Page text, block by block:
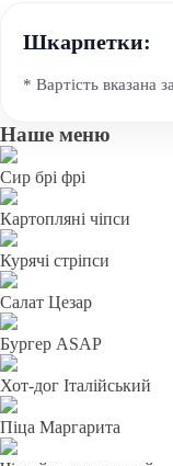
Шкарпетки:
* Вартість вказана
Наше меню
Сир брі фрі
Картопляні чіпси
Курячі стріпси
Салат Цезар
Бургер ASAP
Хот-дог Італійський
Піца Маргарита